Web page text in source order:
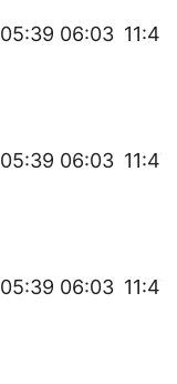
05:39 06:03 11:48
05:39 06:03 11:47
05:39 06:03 11:47